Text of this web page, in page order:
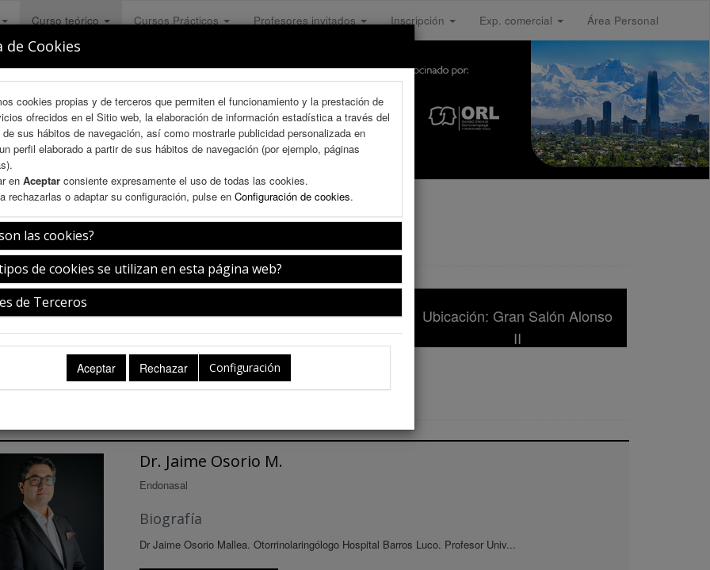
de Cookies
cookies propias y de terceros que permiten el funcionamiento y la prestación de
ofrecidos en el Sitio web, la elaboración de información estadística a través del
sus hábitos de navegación, así como mostrarle publicidad personalizada en
perfil elaborado a partir de sus hábitos de navegación (por ejemplo, páginas
en Aceptar consiente expresamente el uso de todas las cookies.
rechazarlas o adaptar su configuración, pulse en Configuración de cookies.
las cookies?
de cookies se utilizan en esta página web?
de Terceros
Configuración
Curso teórico Cursos Prácticos Profesores invitados Inscripción Exp. comercial Área Personal
IV Rinoplastia
Viernes 10 de julio 16:30-18:15h.
Ubicación: Gran Salón Alonso
II
Dr. Jaime Osorio M.
Endonasal
Biografía
Dr Jaime Osorio Mallea. Otorrinolaringólogo Hospital Barros Luco. Profesor Univ...